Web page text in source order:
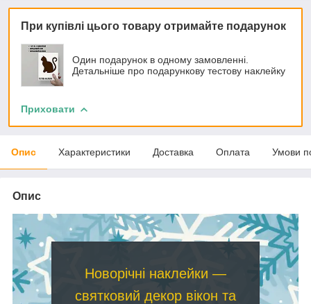
При купівлі цього товару отримайте подарунок
Один подарунок в одному замовленні.
Детальніше про подарункову тестову наклейку
Приховати
Опис Характеристики Доставка Оплата Умови
Опис
Новорічні наклейки —
святковий декор вікон та